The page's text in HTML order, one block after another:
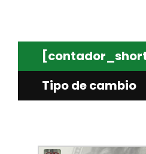
Tipo de cambio